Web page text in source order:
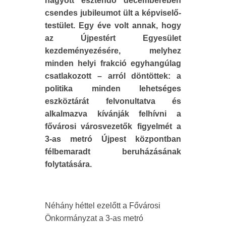
csendes jubileumot ült a képviselő-
testület. Egy éve volt annak, hogy
az Újpestért Egyesület
kezdeményezésére, melyhez
minden helyi frakció egyhangúlag
csatlakozott – arról döntöttek: a
politika minden lehetséges
eszköztárát felvonultatva és
alkalmazva kívánják felhívni a
fővárosi városvezetők figyelmét a
3-as metró Újpest központban
félbemaradt beruházásának
folytatására.
Néhány héttel ezelőtt a Fővárosi
Önkormányzat a 3-as metró